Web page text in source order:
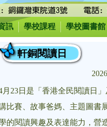
訊 學校課程 學校圖書館
軒銅閱讀日
月23日是「香港全民閱讀日
比賽、故事爸媽、主題圖書
的閱讀興趣及表達能力，營